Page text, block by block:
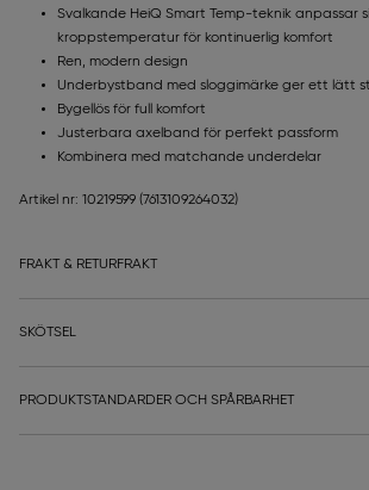
Svalkande HeiQ Smart Temp-teknik anpassar
kroppstemperatur för kontinuerlig komfort
Ren, modern design
Underbystband med sloggimärke ger ett lätt
Bygellös för full komfort
Justerbara axelband för perfekt passform
Kombinera med matchande underdelar
Artikel nr: 10219599 (7613109264032)
FRAKT & RETURFRAKT
SKÖTSEL
PRODUKTSTANDARDER OCH SPÅRBARHET